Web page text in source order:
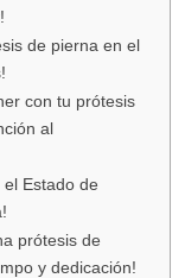
de pierna en el
con tu prótesis
al
Estado de
prótesis de
y dedicación!